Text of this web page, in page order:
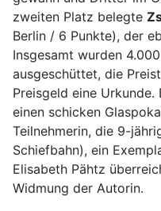
zweiten Platz belegte
Berlin / 6 Punkte), der
Insgesamt wurden
ausgeschüttet, die
Preisgeld eine
einen schicken
Teilnehmerin, die 9-
Schiefbahn), ein
Elisabeth Pähtz
Widmung der Autorin.